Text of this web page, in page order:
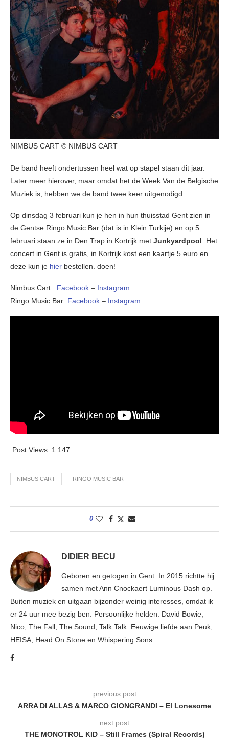
NIMBUS CART © NIMBUS CART
De band heeft ondertussen heel wat op stapel staan dit jaar.
Later meer hierover, maar omdat het de Week Van de Belgische
Muziek is, hebben we de band twee keer uitgenodigd.
Op dinsdag 3 februari kun je hen in hun thuisstad Gent zien in
de Gentse Ringo Music Bar (dat is in Klein Turkije) en op 5
februari staan ze in Den Trap in Kortrijk met Junkyardpool . Het
concert in Gent is gratis, in Kortrijk kost een kaartje 5 euro en
deze kun je hier bestellen. doen!
Nimbus Cart: Facebook – Instagram
Ringo Music Bar: Facebook – Instagram
Post Views: 1.147
NIMBUS CART RINGO MUSIC BAR
0
DIDIER BECU
Geboren en getogen in Gent. In 2015 richtte hij
samen met Ann Cnockaert Luminous Dash op.
Buiten muziek en uitgaan bijzonder weinig interesses, omdat ik
er 24 uur mee bezig ben. Persoonlijke helden: David Bowie,
Nico, The Fall, The Sound, Talk Talk. Eeuwige liefde aan Peuk,
HEISA, Head On Stone en Whispering Sons.
previous post
ARRA DI ALLAS & MARCO GIONGRANDI – El Lonesome
next post
THE MONOTROL KID – Still Frames (Spiral Records)